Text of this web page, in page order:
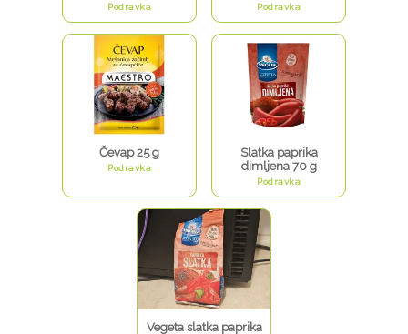
Podravka Podravka
Čevap 25 g
Podravka
Slatka paprika
dimljena 70 g
Podravka
Vegeta slatka paprika